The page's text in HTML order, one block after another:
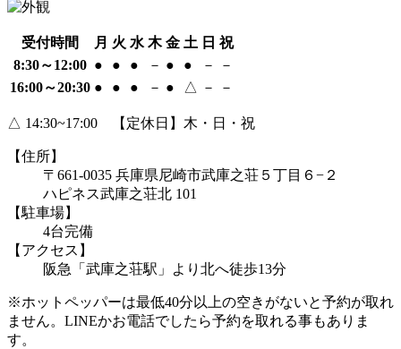
受付時間 月 火 水 木 金 土 日 祝
8:30～12:00 ● ● ● － ● ● －
－
16:00～20:30 ● ● ● － ● △ － －
△ 14:30~17:00 【定休日】木・日・祝
【住所】
〒661-0035 兵庫県尼崎市武庫之荘５丁目６−２
ハピネス武庫之荘北 101
【駐車場】
4台完備
【アクセス】
阪急「武庫之荘駅」より北へ徒歩13分
※ホットペッパーは最低40分以上の空きがないと予約が取れ
ません。LINEかお電話でしたら予約を取れる事もありま
す。